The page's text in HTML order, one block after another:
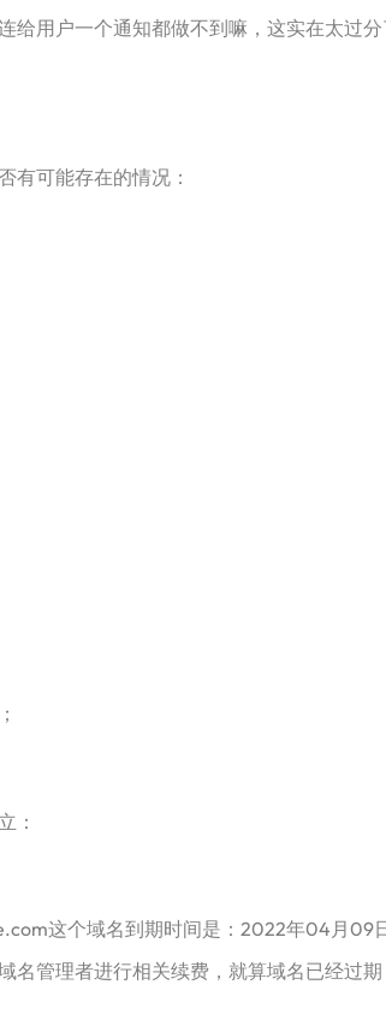
用户一个通知都做不到嘛，这实在太过
可能存在的情况：
：
这个域名到期时间是：2022年04月09
管理者进行相关续费，就算域名已经过